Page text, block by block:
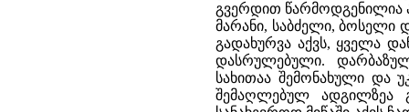
გვერდით წარმოდგენილია
მარანი, საბძელი, ბოსელი
გადახურვა აქვს, ყველა
დასრულებული.
სახითაა შემონახული და
შემაღლებულ ადგილზეა